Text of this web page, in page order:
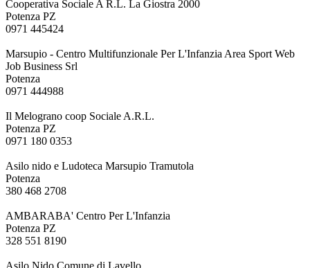
Cooperativa Sociale A R.L. La Giostra 2000
Potenza PZ
0971 445424
Marsupio - Centro Multifunzionale Per L'Infanzia Area Sport Web
Job Business Srl
Potenza
0971 444988
Il Melograno coop Sociale A.R.L.
Potenza PZ
0971 180 0353
Asilo nido e Ludoteca Marsupio Tramutola
Potenza
380 468 2708
AMBARABA' Centro Per L'Infanzia
Potenza PZ
328 551 8190